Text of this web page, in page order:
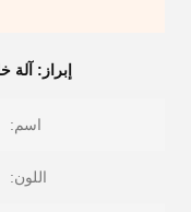
إبراز: آلة
اسم:
اللون: